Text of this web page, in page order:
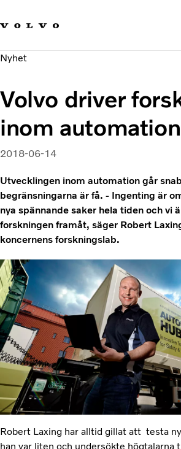
Hållbara transporter
Investerare
Nyhet
Volvo driver
inom
2018-06-14
Utvecklingen inom automation går
begränsningarna är få. - Ingenting är
nya spännande saker hela tiden och vi
forskningen framåt, säger Robert
koncernens forskningslab.
Robert Laxing har alltid gillat att testa
han var liten och undersökte högtalarna